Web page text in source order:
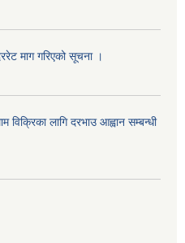
माग गरिएको सूचना ।
लागि दरभाउ आह्वान सम्बन्धी